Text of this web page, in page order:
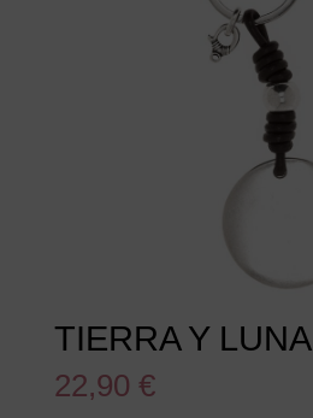
TIERRA Y LUNA
22,90 €